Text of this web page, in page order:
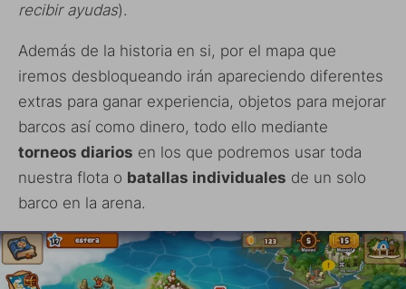
recibir ayudas).
Además de la historia en si, por el mapa que
iremos desbloqueando irán apareciendo diferentes
extras para ganar experiencia, objetos para mejorar
barcos así como dinero, todo ello mediante
torneos diarios en los que podremos usar toda
nuestra flota o batallas individuales de un solo
barco en la arena.